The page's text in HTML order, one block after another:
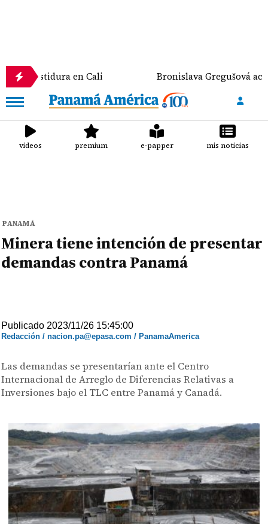
en Cali Bronislava Gregušová acusa a
videos premium e-papper mis noticias
PANAMÁ
Minera tiene intención de presentar
demandas contra Panamá
Publicado 2023/11/26 15:45:00
Redacción / nacion.pa@epasa.com / PanamaAmerica
Las demandas se presentarían ante el Centro
Internacional de Arreglo de Diferencias Relativas a
Inversiones bajo el TLC entre Panamá y Canadá.